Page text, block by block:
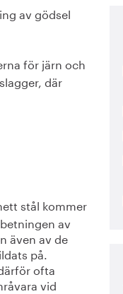
av gödsel
för järn och
där
stål kommer
av
även av de
på.
ofta
vid